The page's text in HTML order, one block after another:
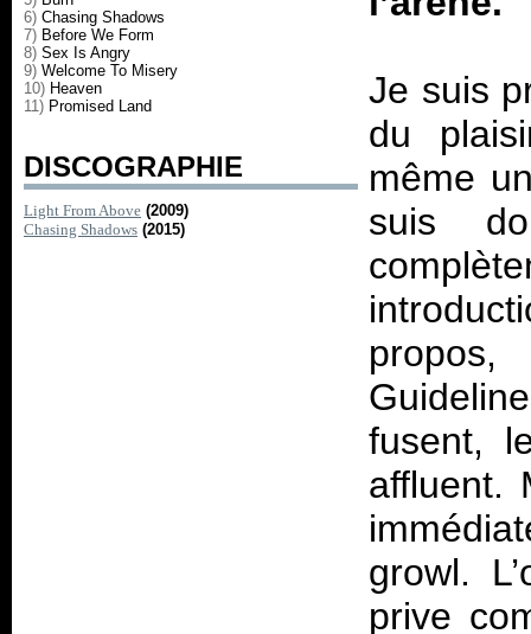
6) Chasing Shadows
7) Before We Form
8) Sex Is Angry
9) Welcome To Misery
10) Heaven
11) Promised Land
DISCOGRAPHIE
Light From Above (2009)
Chasing Shadows (2015)
Je suis
du
même
suis
fusent,
affluent.
growl.
prive